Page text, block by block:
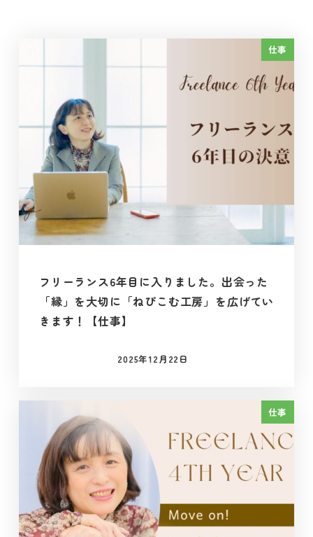
仕事
フリーランス6年目に入りました。出会った
「縁」を大切に「ねぴこむ工房」を広げてい
きます！【仕事】
投稿日
2025年12月22日
仕事